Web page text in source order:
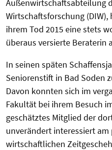
Außenwirtschaftsabteilung
Wirtschaftsforschung
ihrem Tod 2015 eine stets
überaus versierte Beraterin
In seinen späten
Seniorenstift in Bad Soden
Davon konnten sich im
Fakultät bei ihrem Besuch
geschätztes Mitglied der
unverändert interessiert
wirtschaftlichen